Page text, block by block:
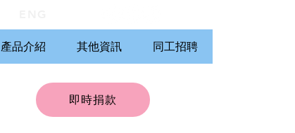
即時捐款
產品介紹 其他資訊 同工招聘